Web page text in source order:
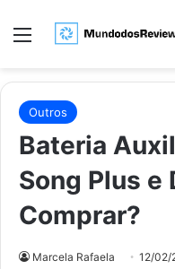
Menu
Outros
Bateria
Song Plus e
Comprar?
Marcela Rafaela 12/02/